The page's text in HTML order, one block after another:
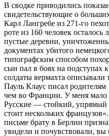
В сводке приводились
свидетельствующие о
Карл Лангребе из 271-го
роте из 160 человек
пустые деревни,
документах убитого
типографским способом
сын пал в боях на
солдаты вермахта
Пауль Клаус писал родителям
чем во Франции. У меня мало
Русские — стойкий, упрямый
стоит нескольких
письме брату в Берлин
увидели и почувствовали, вы